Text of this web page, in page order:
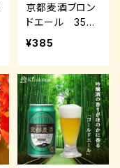
京都麦酒ブロン
ドエール 350
ml【黄桜】
¥385